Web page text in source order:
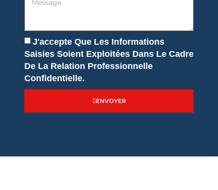
J'accepte Que Les Informations
Saisies Soient Exploitées Dans Le Cadre
De La Relation Professionnelle
Confidentielle.
ENVOYER